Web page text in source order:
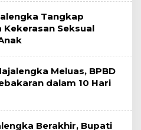
Tangkap
Kekerasan Seksual
Meluas, BPBD
dalam 10 Hari
Berakhir, Bupati